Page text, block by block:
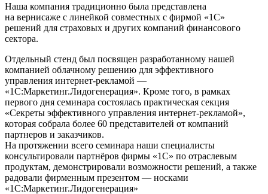
Наша компания традиционно была представлена
на вернисаже с линейкой совместных с фирмой «1С»
решений для страховых и других компаний финансового
сектора.
Отдельный стенд был посвящен разработанному нашей
компанией облачному решению для эффективного
управления интернет-рекламой —
«1С:Маркетинг.Лидогенерация». Кроме того, в рамках
первого дня семинара состоялась практическая секция
«Секреты эффективного управления интернет-рекламой»,
которая собрала более 60 представителей от компаний
партнеров и заказчиков.
На протяжении всего семинара наши специалисты
консультировали партнёров фирмы «1С» по отраслевым
продуктам, демонстрировали возможности решений, а также
радовали фирменным презентом — носками
«1С:Маркетинг.Лидогенерация»